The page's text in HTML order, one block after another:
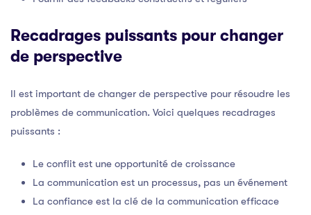
Recadrages puissants pour changer
de perspective
Il est important de changer de perspective pour résoudre les
problèmes de communication. Voici quelques recadrages
puissants :
Le conflit est une opportunité de croissance
La communication est un processus, pas un événement
La confiance est la clé de la communication efficace